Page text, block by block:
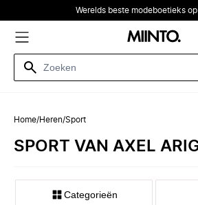
Werelds beste modeboetieks
Home/Heren/Sport
SPORT VAN AXEL
Categorieën